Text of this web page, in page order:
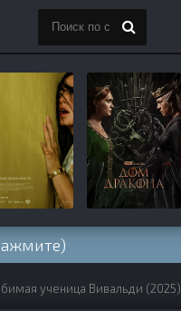
ученица Вивальди (2025)